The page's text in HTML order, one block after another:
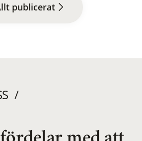
publicerat